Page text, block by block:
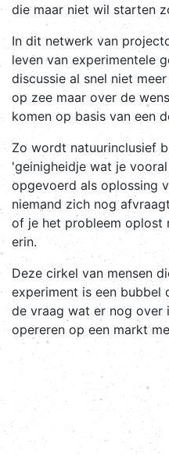
die maar niet wil starten
In dit netwerk van
leven van experimentele
discussie al snel niet
op zee maar over de
komen op basis van een
Zo wordt natuurinclusief
'geinigheidje wat je
opgevoerd als oplossing
niemand zich nog
of je het probleem oplost
erin.
Deze cirkel van mensen
experiment is een bubbel
de vraag wat er nog over
opereren op een markt